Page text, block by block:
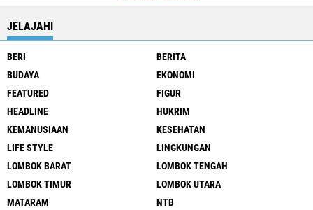
JELAJAHI
BERI
BERITA
BUDAYA
EKONOMI
FEATURED
FIGUR
HEADLINE
HUKRIM
KEMANUSIAAN
KESEHATAN
LIFE STYLE
LINGKUNGAN
LOMBOK BARAT
LOMBOK TENGAH
LOMBOK TIMUR
LOMBOK UTARA
MATARAM
NTB